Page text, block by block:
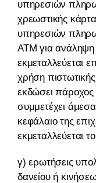
υπηρεσιών
χρεωστικής
υπηρεσιών
ΑΤΜ για
εκμεταλλεύεται
χρήση
εκδώσει
συμμετέχει
κεφάλαιο της
εκμεταλλεύεται
γ) ερωτήσεις
δανείου ή